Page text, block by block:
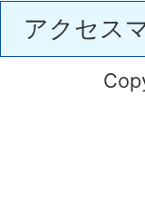
アクセス